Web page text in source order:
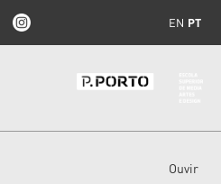
EN PT
Ouvir